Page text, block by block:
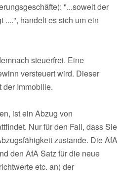
"...soweit der
....", handelt es sich um ein
steuerfrei. Eine
versteuert wird. Dieser
Immobilie.
ist ein Abzug von
Nur für den Fall, dass Sie
zustande. Die AfA
den AfA Satz für die neue
etc. an) der